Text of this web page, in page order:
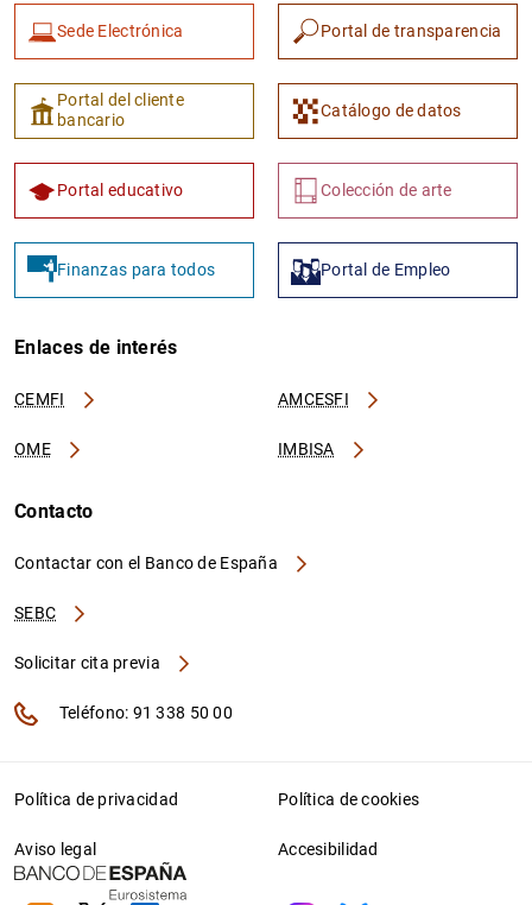
1 2
Sede Electrónica Portal de transparencia
Portal del cliente
bancario
Catálogo de datos
Portal educativo Colección de arte
Finanzas para todos Portal de Empleo
Enlaces de interés
CEMFI AMCESFI
OME IMBISA
Contacto
Contactar con el Banco de España
SEBC
Solicitar cita previa
Teléfono: 91 338 50 00
Política de privacidad Política de cookies
Aviso legal Accesibilidad